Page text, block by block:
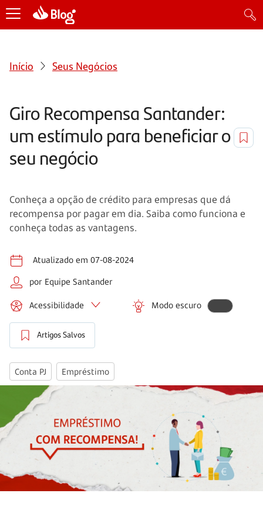
Início Seus Negócios
Giro Recompensa Santander:
um estímulo para beneficiar o
seu negócio
Conheça a opção de crédito para empresas que dá
recompensa por pagar em dia. Saiba como funciona e
conheça todas as vantagens.
Atualizado em 07-08-2024
por Equipe Santander
Acessibilidade Modo escuro
Artigos Salvos
Conta PJ Empréstimo